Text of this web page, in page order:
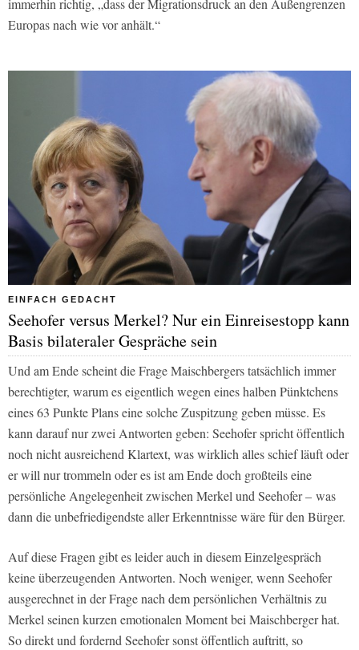
immerhin richtig, „dass der Migrationsdruck an den Außengrenzen
Europas nach wie vor anhält.“
EINFACH GEDACHT
Seehofer versus Merkel? Nur ein Einreisestopp kann
Basis bilateraler Gespräche sein
Und am Ende scheint die Frage Maischbergers tatsächlich immer
berechtigter, warum es eigentlich wegen eines halben Pünktchens
eines 63 Punkte Plans eine solche Zuspitzung geben müsse. Es
kann darauf nur zwei Antworten geben: Seehofer spricht öffentlich
noch nicht ausreichend Klartext, was wirklich alles schief läuft oder
er will nur trommeln oder es ist am Ende doch großteils eine
persönliche Angelegenheit zwischen Merkel und Seehofer – was
dann die unbefriedigendste aller Erkenntnisse wäre für den Bürger.
Auf diese Fragen gibt es leider auch in diesem Einzelgespräch
keine überzeugenden Antworten. Noch weniger, wenn Seehofer
ausgerechnet in der Frage nach dem persönlichen Verhältnis zu
Merkel seinen kurzen emotionalen Moment bei Maischberger hat.
So direkt und fordernd Seehofer sonst öffentlich auftritt, so